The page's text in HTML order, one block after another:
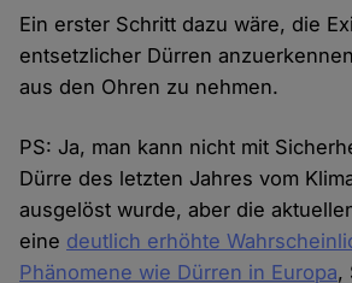
Ein erster Schritt dazu wäre, die
entsetzlicher Dürren
aus den Ohren zu nehmen.
PS: Ja, man kann nicht mit
Dürre des letzten Jahres vom
ausgelöst wurde, aber die
eine deutlich erhöhte
Phänomene wie Dürren in Europa,